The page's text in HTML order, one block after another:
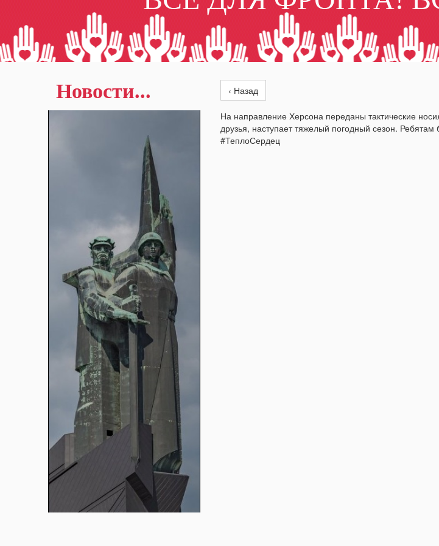
‹ Назад
На направление Херсона переданы тактические
друзья, наступает тяжелый погодный сезон.
#ТеплоСердец
Новости...